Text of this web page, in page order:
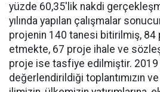
yüzde 60,35'lik nakdi
yılında yapılan çalışmalar
projenin 140 tanesi bitirilmiş, 84
etmekte, 67 proje ihale ve
proje ise tasfiye edilmiştir. 2019
değerlendirildiği toplantımızın ve